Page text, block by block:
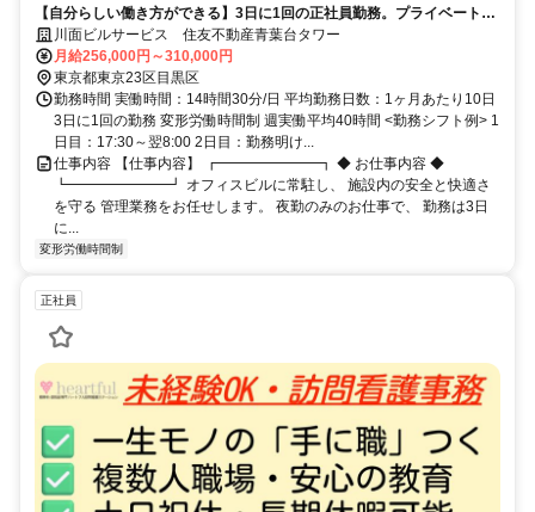
【自分らしい働き方ができる】3日に1回の正社員勤務。プライベート重
視派も残業希望派も歓迎！
川面ビルサービス 住友不動産青葉台タワー
月給256,000円～310,000円
東京都東京23区目黒区
勤務時間 実働時間：14時間30分/日 平均勤務日数：1ヶ月あたり10日
3日に1回の勤務 変形労働時間制 週実働平均40時間 <勤務シフト例> 1
日目：17:30～翌8:00 2日目：勤務明け...
仕事内容 【仕事内容】 ┏━━━━━━━┓ ◆ お仕事内容 ◆
┗━━━━━━━┛ オフィスビルに常駐し、 施設内の安全と快適さ
を守る 管理業務をお任せします。 夜勤のみのお仕事で、 勤務は3日
に...
変形労働時間制
正社員